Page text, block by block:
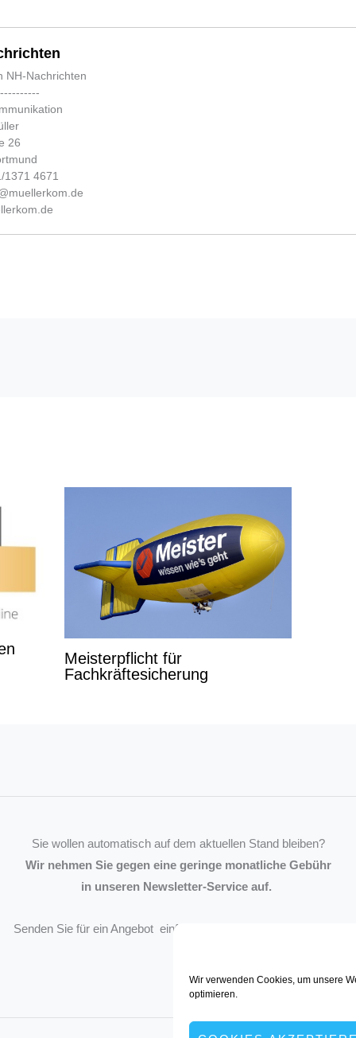
Wir verwenden Cookies, um unsere
optimieren.
NH-Nachrichten
26
1371 4671
Meisterpflicht für
Fachkräftesicherung
Sie wollen automatisch auf dem aktuellen Stand bleiben?
Wir nehmen Sie gegen eine geringe monatliche Gebühr
in unseren Newsletter-Service auf.
Senden Sie für ein Angebot einfach eine